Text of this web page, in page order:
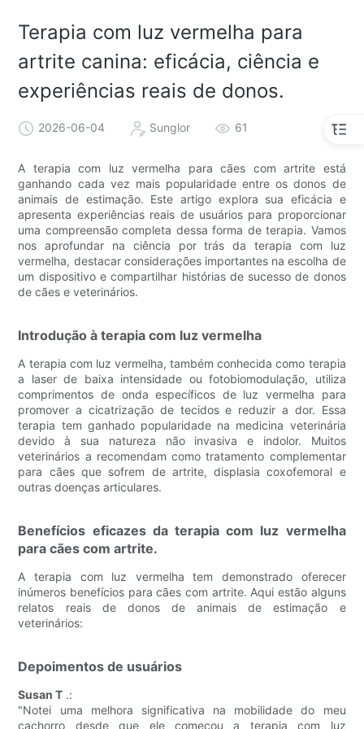
Terapia com luz vermelha para
artrite canina: eficácia, ciência e
experiências reais de donos.
2026-06-04 Sunglor 61
A terapia com luz vermelha para cães com artrite está
ganhando cada vez mais popularidade entre os donos de
animais de estimação. Este artigo explora sua eficácia e
apresenta experiências reais de usuários para proporcionar
uma compreensão completa dessa forma de terapia. Vamos
nos aprofundar na ciência por trás da terapia com luz
vermelha, destacar considerações importantes na escolha de
um dispositivo e compartilhar histórias de sucesso de donos
de cães e veterinários.
Introdução à terapia com luz vermelha
A terapia com luz vermelha, também conhecida como terapia
a laser de baixa intensidade ou fotobiomodulação, utiliza
comprimentos de onda específicos de luz vermelha para
promover a cicatrização de tecidos e reduzir a dor. Essa
terapia tem ganhado popularidade na medicina veterinária
devido à sua natureza não invasiva e indolor. Muitos
veterinários a recomendam como tratamento complementar
para cães que sofrem de artrite, displasia coxofemoral e
outras doenças articulares.
Benefícios eficazes da terapia com luz vermelha
para cães com artrite.
A terapia com luz vermelha tem demonstrado oferecer
inúmeros benefícios para cães com artrite. Aqui estão alguns
relatos reais de donos de animais de estimação e
veterinários:
Depoimentos de usuários
Susan T .:
"Notei uma melhora significativa na mobilidade do meu
cachorro desde que ele começou a terapia com luz